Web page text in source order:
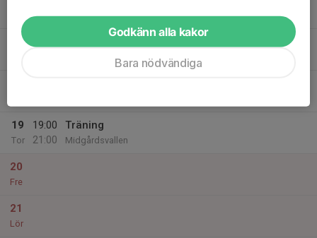
17
Midgårdsvallen
19
Tor
19:00
21:00
Träning
Midgårdsvallen
20
Fre
21
Lör
Godkänn alla kakor
Bara nödvändiga